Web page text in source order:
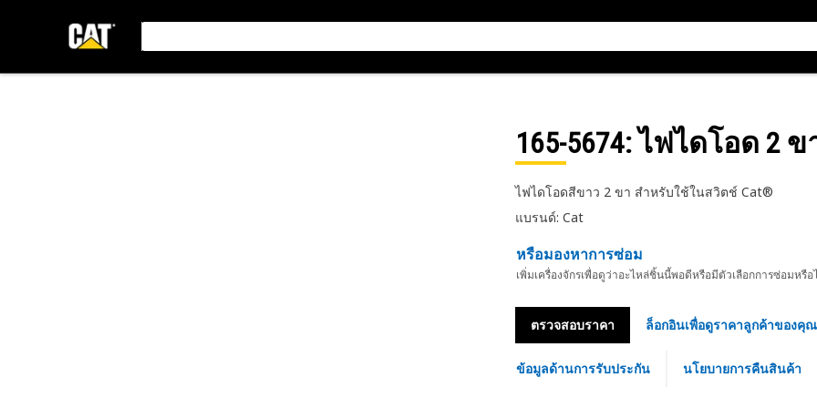
165-5674: ไฟไดโอด 2 ข
ไฟไดโอดสีขาว 2 ขา สำหรับใช้ในสวิตช์ Cat®
แบรนด์: Cat
หรือมองหาการซ่อม
เพิ่มเครื่องจักรเพื่อดูว่าอะไหล่ชิ้นนี้พอดีหรือมีตัวเลือกการซ่อมหรือ
ตรวจสอบราคา ล็อกอินเพื่อดูราคาลูกค้าของคุณ
ข้อมูลด้านการรับประกัน นโยบายการคืนสินค้า